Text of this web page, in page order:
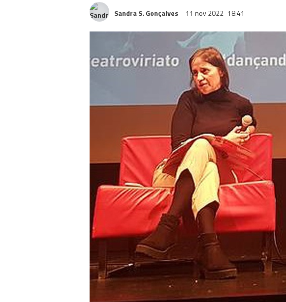
Sandra S. Gonçalves 11 nov 2022 18:41